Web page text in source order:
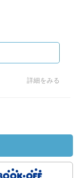
詳細をみる